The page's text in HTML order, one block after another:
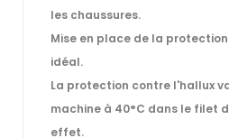
les chaussures.
Mise en place de la
idéal.
La protection contre l'hallux
machine à 40°C dans le filet
effet.